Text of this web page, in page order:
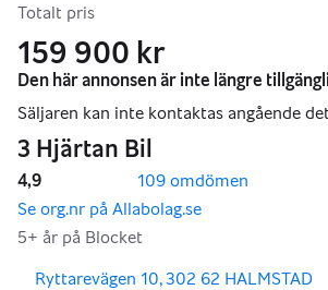
Totalt pris
159 900 kr
4,9
109 omdömen
,
Ryttarevägen 10, 302 62 HALMSTAD